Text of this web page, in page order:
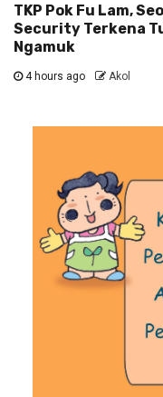
TKP Pok Fu Lam,
Security Terkena
Ngamuk
4 hours ago Akol